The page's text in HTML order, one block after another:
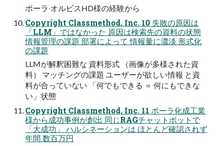
ポーラ‧オルビスHD様の経験から
Copyright Classmethod, Inc. 10 失敗の原因は
「LLM」ではなかった 原因は検索先の資料の状態
情報管理の課題 部署によって 情報量に濃淡 形式化
の課題
LLMが解釈困難な 資料形式 （画像が多様された資
料） マッチングの課題 ユーザーが欲しい情報 と資
料が合っていない 「何でもできる ＝ 何にもできな
い」状態
Copyright Classmethod, Inc. 11 ポーラ化成⼯業
様から成功事例が創出 同じRAGチャットボットで
「⼤成功」 ハルシネーションは ほとんど確認されず
年間 数百万円